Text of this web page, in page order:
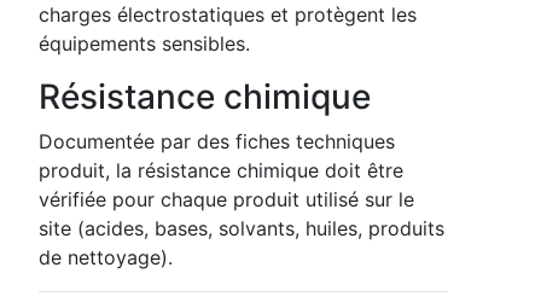
charges électrostatiques et protègent les
équipements sensibles.
Résistance chimique
Documentée par des fiches techniques
produit, la résistance chimique doit être
vérifiée pour chaque produit utilisé sur le
site (acides, bases, solvants, huiles, produits
de nettoyage).